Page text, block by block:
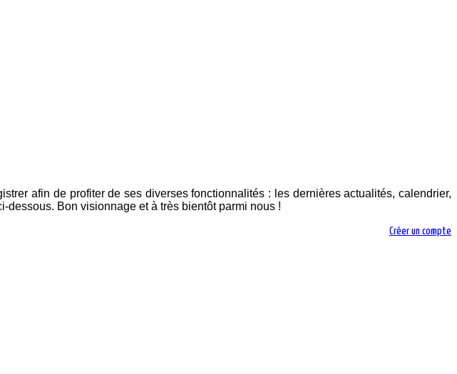
afin de profiter de ses diverses fonctionnalités : les dernières actualités, calendrier,
dessous. Bon visionnage et à très bientôt parmi nous !
Créer un compte